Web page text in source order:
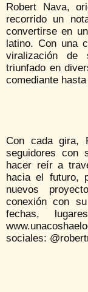
Robert Nava,
recorrido un
convertirse en
latino. Con una
viralización de
triunfado en
comediante
Con cada gira,
seguidores con
hacer reír a
hacia el futuro,
nuevos
conexión con
fechas,
sociales: